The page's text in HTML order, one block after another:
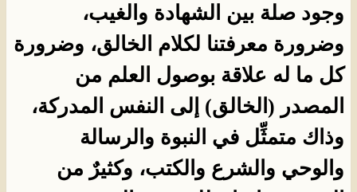
وجود صلة بين الشهادة والغيب،
وضرورة معرفتنا لكلام الخالق، وضرورة
كل ما له علاقة بوصول العلم من
المصدر (الخالق) إلى النفس المدركة،
وذاك متمثِّل في النبوة والرسالة
والوحي والشرع والكتب، وكثيرٌ من